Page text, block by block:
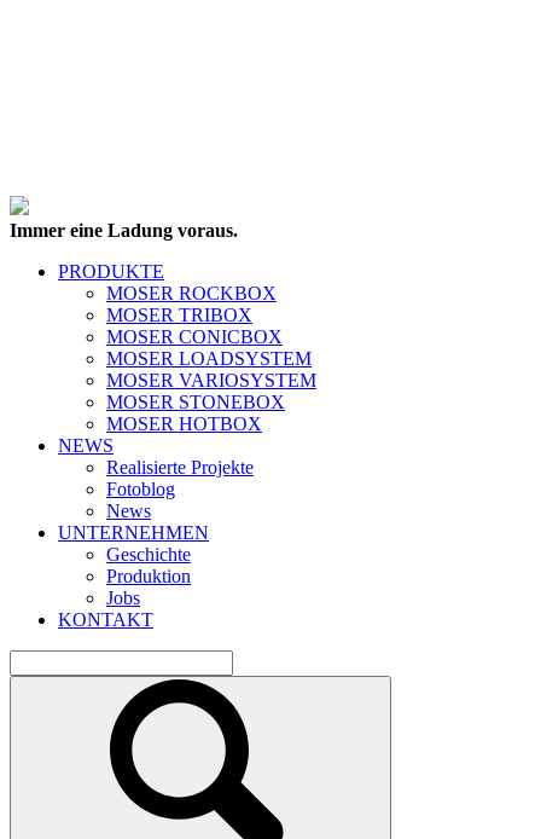
Immer eine Ladung voraus.
PRODUKTE
MOSER ROCKBOX
MOSER TRIBOX
MOSER CONICBOX
MOSER LOADSYSTEM
MOSER VARIOSYSTEM
MOSER STONEBOX
MOSER HOTBOX
NEWS
Realisierte Projekte
Fotoblog
News
UNTERNEHMEN
Geschichte
Produktion
Jobs
KONTAKT